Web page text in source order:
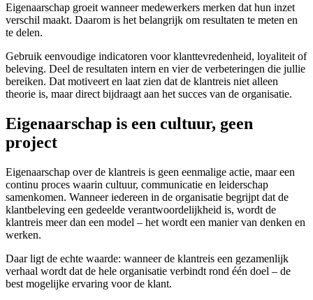
Eigenaarschap groeit wanneer medewerkers merken dat hun inzet
verschil maakt. Daarom is het belangrijk om resultaten te meten en
te delen.
Gebruik eenvoudige indicatoren voor klanttevredenheid, loyaliteit of
beleving. Deel de resultaten intern en vier de verbeteringen die jullie
bereiken. Dat motiveert en laat zien dat de klantreis niet alleen
theorie is, maar direct bijdraagt aan het succes van de organisatie.
Eigenaarschap is een cultuur, geen
project
Eigenaarschap over de klantreis is geen eenmalige actie, maar een
continu proces waarin cultuur, communicatie en leiderschap
samenkomen. Wanneer iedereen in de organisatie begrijpt dat de
klantbeleving een gedeelde verantwoordelijkheid is, wordt de
klantreis meer dan een model – het wordt een manier van denken en
werken.
Daar ligt de echte waarde: wanneer de klantreis een gezamenlijk
verhaal wordt dat de hele organisatie verbindt rond één doel – de
best mogelijke ervaring voor de klant.